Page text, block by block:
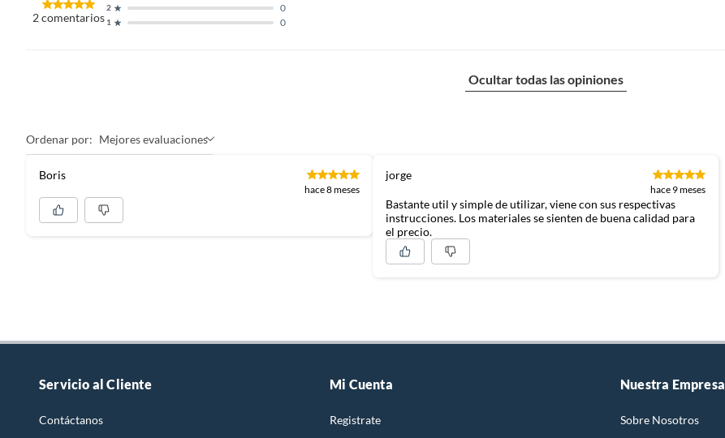
2comentarios 1 0
2 0
Ocultar todas las opiniones
Ordenar por: Mejores evaluaciones
Boris
hace 8 meses
jorge
hace 9 meses
Bastante util y simple de utilizar, viene con sus respectivas
instrucciones. Los materiales se sienten de buena calidad para
el precio.
Servicio al Cliente
Contáctanos
Mi Cuenta
Registrate
Nuestra Empresa
Sobre Nosotros